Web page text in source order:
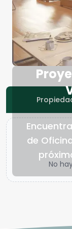
de
No